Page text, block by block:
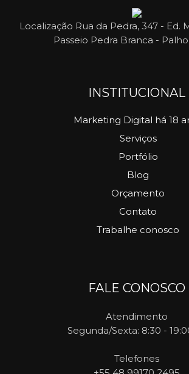
Localização Rua da Pedra, 347 - Ed.
Passeio Pedra Branca -
INSTITUCIONAL
Marketing Digital há 18
Serviços
Portfólio
Blog
Orçamento
Contato
Trabalhe conosco
FALE CONOSCO
Atendimento
Segunda/Sexta: 8:30 -
Telefones